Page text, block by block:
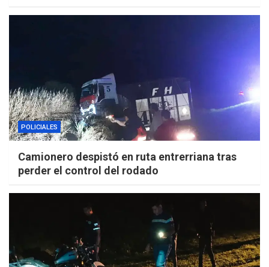
POLICIALES
Camionero despistó en ruta entrerriana tras
perder el control del rodado